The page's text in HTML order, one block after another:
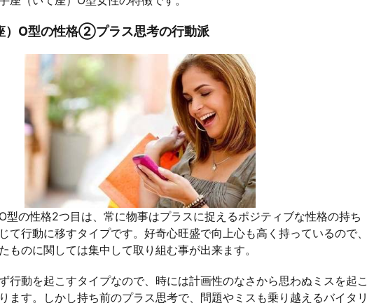
）O型の性格②プラス思考の行動派
型の性格2つ目は、常に物事はプラスに捉えるポジティブな性格の持ち
て行動に移すタイプです。好奇心旺盛で向上心も高く持っているので、
ものに関しては集中して取り組む事が出来ます。
行動を起こすタイプなので、時には計画性のなさから思わぬミスを起こ
ます。しかし持ち前のプラス思考で、問題やミスも乗り越えるバイタリ